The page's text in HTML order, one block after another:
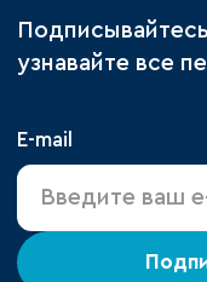
узнавайте все
E-mail